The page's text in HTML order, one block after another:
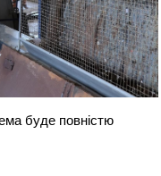
буде повністю